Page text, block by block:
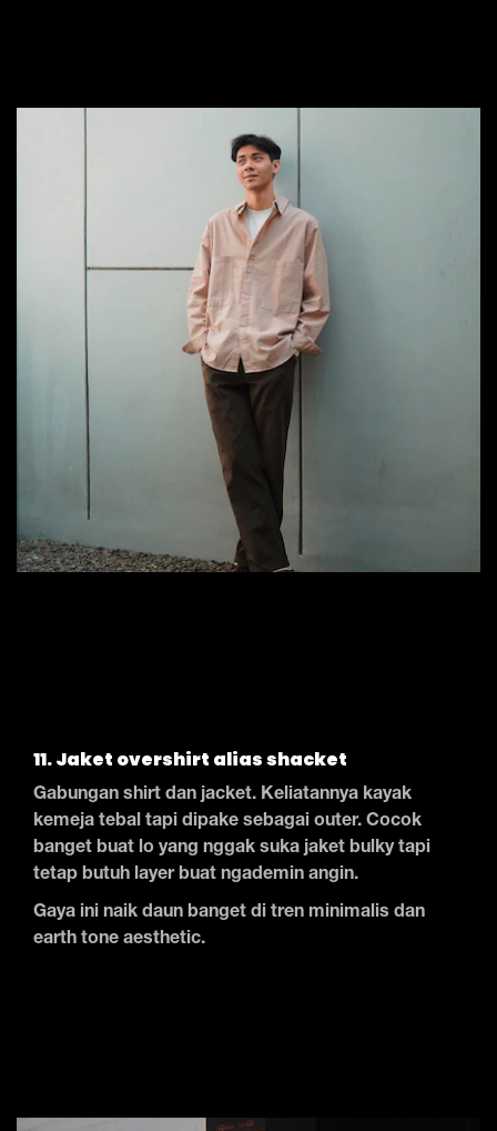
11. Jaket overshirt alias shacket
Gabungan shirt dan jacket. Keliatannya kayak
kemeja tebal tapi dipake sebagai outer. Cocok
banget buat lo yang nggak suka jaket bulky tapi
tetap butuh layer buat ngademin angin.
Gaya ini naik daun banget di tren minimalis dan
earth tone aesthetic.